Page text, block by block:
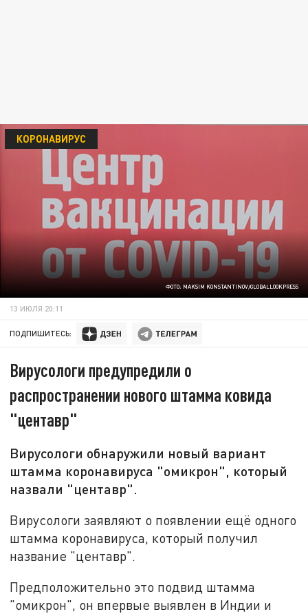
ФОТО: MAKSIM KONSTANTINOV/GLOBALLOOKPRESS
КОРОНАВИРУС
13 ИЮЛЯ 20:11
ПОДПИШИТЕСЬ:
Вирусологи предупредили о
распространении нового штамма ковида
"центавр"
Вирусологи обнаружили новый вариант
штамма коронавируса "омикрон", который
назвали "центавр".
Вирусологи заявляют о появлении ещё одного
штамма коронавируса, который получил
название "центавр".
Предположительно это подвид штамма
"омикрон", он впервые выявлен в Индии и